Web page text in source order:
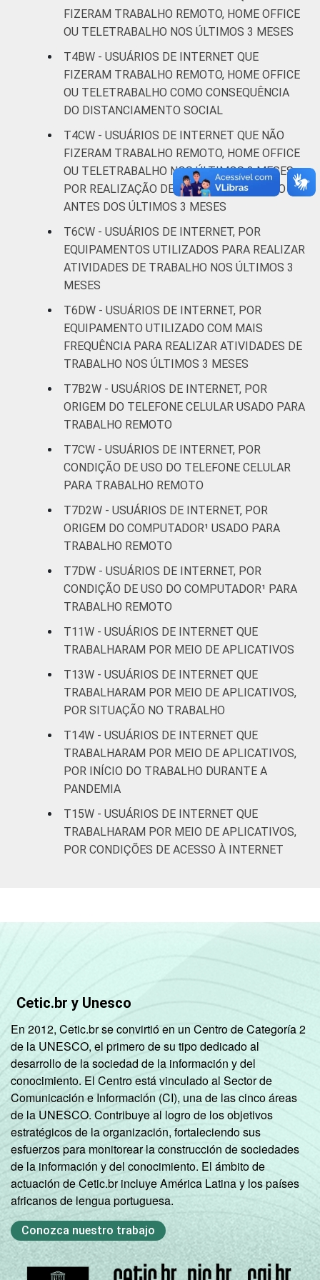
De 60 anos
ou mais
75 25
CLASSE
SOCIAL
AB 79
C 80 20
DE 81 19
Fonte: CGI.br/NIC.br, Centro Regional de
Estudos para o Desenvolvimento da
Sociedade da Informação (Cetic.br),
Pesquisa on-line com usuários de Internet no
Brasil - Painel TIC COVID-19 - Edição 4.
FIZERAM TRABALHO REMOTO, HOME OFFICE
OU TELETRABALHO NOS ÚLTIMOS 3 MESES
T4BW - USUÁRIOS DE INTERNET QUE
FIZERAM TRABALHO REMOTO, HOME OFFICE
OU TELETRABALHO COMO CONSEQUÊNCIA
DO DISTANCIAMENTO SOCIAL
T4CW - USUÁRIOS DE INTERNET QUE NÃO
FIZERAM TRABALHO REMOTO, HOME OFFICE
OU TELETRABALHO NOS ÚLTIMOS 3 MESES,
POR REALIZAÇÃO DE TRABALHO REMOTO
ANTES DOS ÚLTIMOS 3 MESES
T6CW - USUÁRIOS DE INTERNET, POR
EQUIPAMENTOS UTILIZADOS PARA REALIZAR
ATIVIDADES DE TRABALHO NOS ÚLTIMOS 3
MESES
T6DW - USUÁRIOS DE INTERNET, POR
EQUIPAMENTO UTILIZADO COM MAIS
FREQUÊNCIA PARA REALIZAR ATIVIDADES DE
TRABALHO NOS ÚLTIMOS 3 MESES
T7B2W - USUÁRIOS DE INTERNET, POR
ORIGEM DO TELEFONE CELULAR USADO PARA
TRABALHO REMOTO
T7CW - USUÁRIOS DE INTERNET, POR
CONDIÇÃO DE USO DO TELEFONE CELULAR
PARA TRABALHO REMOTO
T7D2W - USUÁRIOS DE INTERNET, POR
ORIGEM DO COMPUTADOR¹ USADO PARA
TRABALHO REMOTO
T7DW - USUÁRIOS DE INTERNET, POR
CONDIÇÃO DE USO DO COMPUTADOR¹ PARA
TRABALHO REMOTO
T11W - USUÁRIOS DE INTERNET QUE
TRABALHARAM POR MEIO DE APLICATIVOS
T13W - USUÁRIOS DE INTERNET QUE
TRABALHARAM POR MEIO DE APLICATIVOS,
POR SITUAÇÃO NO TRABALHO
T14W - USUÁRIOS DE INTERNET QUE
TRABALHARAM POR MEIO DE APLICATIVOS,
POR INÍCIO DO TRABALHO DURANTE A
PANDEMIA
T15W - USUÁRIOS DE INTERNET QUE
TRABALHARAM POR MEIO DE APLICATIVOS,
POR CONDIÇÕES DE ACESSO À INTERNET
Cetic.br y Unesco
En 2012, Cetic.br se convirtió en un Centro de Categoría 2
de la UNESCO, el primero de su tipo dedicado al
desarrollo de la sociedad de la información y del
conocimiento. El Centro está vinculado al Sector de
Comunicación e Información (CI), una de las cinco áreas
de la UNESCO. Contribuye al logro de los objetivos
estratégicos de la organización, fortaleciendo sus
esfuerzos para monitorear la construcción de sociedades
de la información y del conocimiento. El ámbito de
actuación de Cetic.br incluye América Latina y los países
africanos de lengua portuguesa.
Conozca nuestro trabajo